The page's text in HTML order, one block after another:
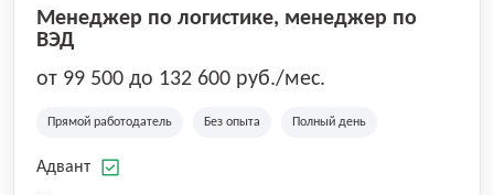
Менеджер по логистике, менеджер по
ВЭД
от 99 500 до 132 600 руб./мес.
Прямой работодатель Без опыта Полный день
Адвант